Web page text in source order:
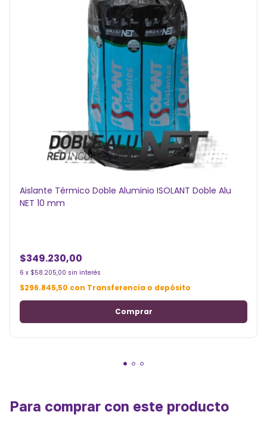
Aislante Térmico Doble Aluminio ISOLANT Doble Alu
NET 10 mm
$349.230,00
6 x $58.205,00 sin interés
$296.845,50 con Transferencia o depósito
Para comprar con este producto